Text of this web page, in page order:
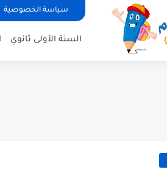
سياسة الخصوصية
السنة الأولى ثانوي